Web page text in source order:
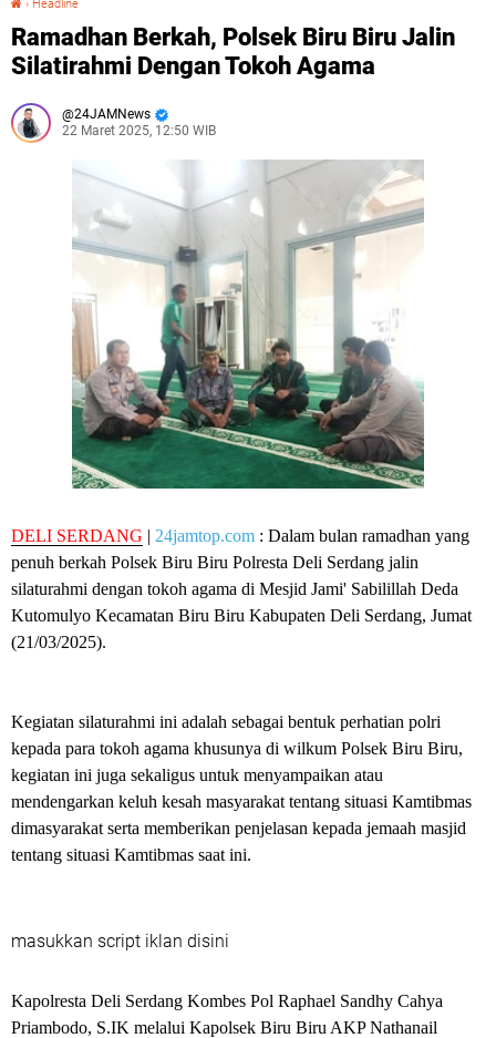
› Headline
Ramadhan Berkah, Polsek Biru Biru Jalin
Silatirahmi Dengan Tokoh Agama
24JAMNews
22 Maret 2025, 12:50 WIB
DELI SERDANG | 24jamtop.com : Dalam bulan ramadhan yang
penuh berkah Polsek Biru Biru Polresta Deli Serdang jalin
silaturahmi dengan tokoh agama di Mesjid Jami' Sabilillah Deda
Kutomulyo Kecamatan Biru Biru Kabupaten Deli Serdang, Jumat
(21/03/2025).
Kegiatan silaturahmi ini adalah sebagai bentuk perhatian polri
kepada para tokoh agama khusunya di wilkum Polsek Biru Biru,
kegiatan ini juga sekaligus untuk menyampaikan atau
mendengarkan keluh kesah masyarakat tentang situasi Kamtibmas
dimasyarakat serta memberikan penjelasan kepada jemaah masjid
tentang situasi Kamtibmas saat ini.
masukkan script iklan disini
Kapolresta Deli Serdang Kombes Pol Raphael Sandhy Cahya
Priambodo, S.IK melalui Kapolsek Biru Biru AKP Nathanail